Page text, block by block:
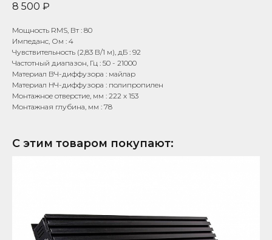
8 500 ₽
Мощность RMS, Вт : 80
Импеданс, Ом : 4
Чувствительность (2,83 В/1 м), дБ : 92
Частотный диапазон, Гц : 50 - 21000
Материал ВЧ-диффузора : майлар
Материал НЧ-диффузора : полипропилен
Монтажное отверстие, мм : 222 x 153
Монтажная глубина, мм : 78
С этим товаром покупают: